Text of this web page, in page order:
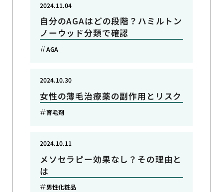
自分のAGAはどの段階？ハミルトン
ノーウッド分類で確認
2024.11.04
AGA
女性の薄毛治療薬の副作用とリスク
2024.10.30
育毛剤
メソセラピー効果なし？その理由と
は
2024.10.11
男性化粧品